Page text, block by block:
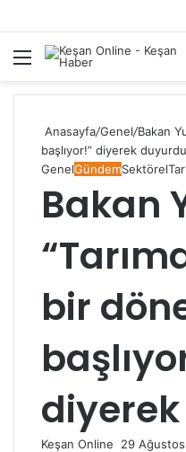
Menü
Anasayfa/Genel/Bakan
başlıyor!” diyerek duyurdu
GenelGündemSektörel
Bakan
bir
Keşan Online
Bir
29